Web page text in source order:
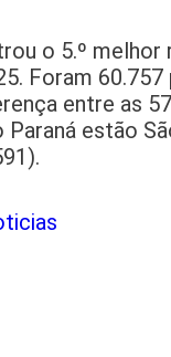
o 5.º
Foram
entre as
estão